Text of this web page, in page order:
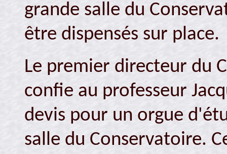
grande salle du
être dispensés sur place.
Le premier directeur du
confie au professeur
devis pour un orgue
salle du Conservatoire.